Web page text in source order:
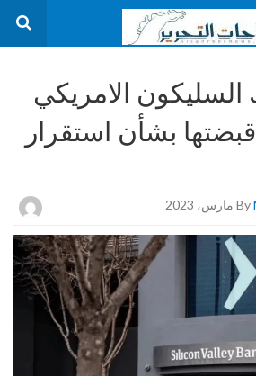
السليكون الامريكي
بشأن استقرار
By